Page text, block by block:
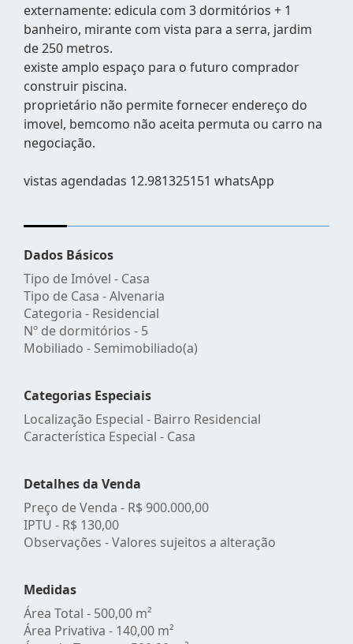
externamente: edicula com 3 dormitórios + 1
banheiro, mirante com vista para a serra, jardim
de 250 metros.
existe amplo espaço para o futuro comprador
construir piscina.
proprietário não permite fornecer endereço do
imovel, bemcomo não aceita permuta ou carro na
negociação.
vistas agendadas 12.981325151 whatsApp
Dados Básicos
Tipo de Imóvel - Casa
Tipo de Casa - Alvenaria
Categoria - Residencial
Nº de dormitórios - 5
Mobiliado - Semimobiliado(a)
Categorias Especiais
Localização Especial - Bairro Residencial
Característica Especial - Casa
Detalhes da Venda
Preço de Venda - R$ 900.000,00
IPTU - R$ 130,00
Observações - Valores sujeitos a alteração
Medidas
Área Total - 500,00 m²
Área Privativa - 140,00 m²